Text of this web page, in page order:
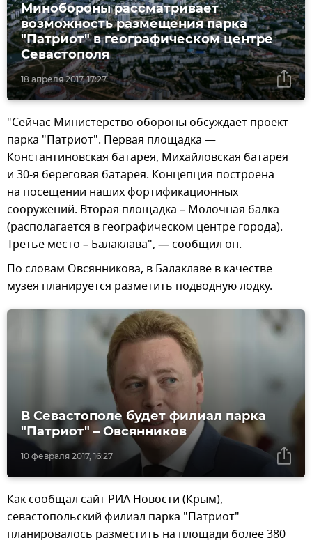
18 апреля 2017, 17:27
Минобороны рассматривает
возможность размещения парка
"Патриот" в географическом центре
Севастополя
"Сейчас Министерство обороны обсуждает проект
парка "Патриот". Первая площадка —
Константиновская батарея, Михайловская батарея
и 30-я береговая батарея. Концепция построена
на посещении наших фортификационных
сооружений. Вторая площадка – Молочная балка
(располагается в географическом центре города).
Третье место – Балаклава", — сообщил он.
По словам Овсянникова, в Балаклаве в качестве
музея планируется разметить подводную лодку.
10 февраля 2017, 16:27
В Севастополе будет филиал парка
"Патриот" – Овсянников
Как сообщал сайт РИА Новости (Крым),
севастопольский филиал парка "Патриот"
планировалось разместить на площади более 380